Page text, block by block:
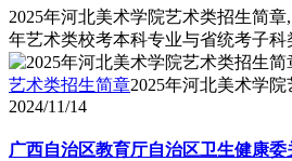
2025年河北美术学院艺术类招生简
年艺术类校考本科专业与省统考子
艺术类招生简章2025年河北美术学
2024/11/14
广西自治区教育厅自治区卫生健康委